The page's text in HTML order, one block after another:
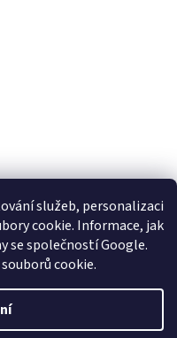
služeb, personalizaci
cookie. Informace, jak
se společností Google.
cookie.